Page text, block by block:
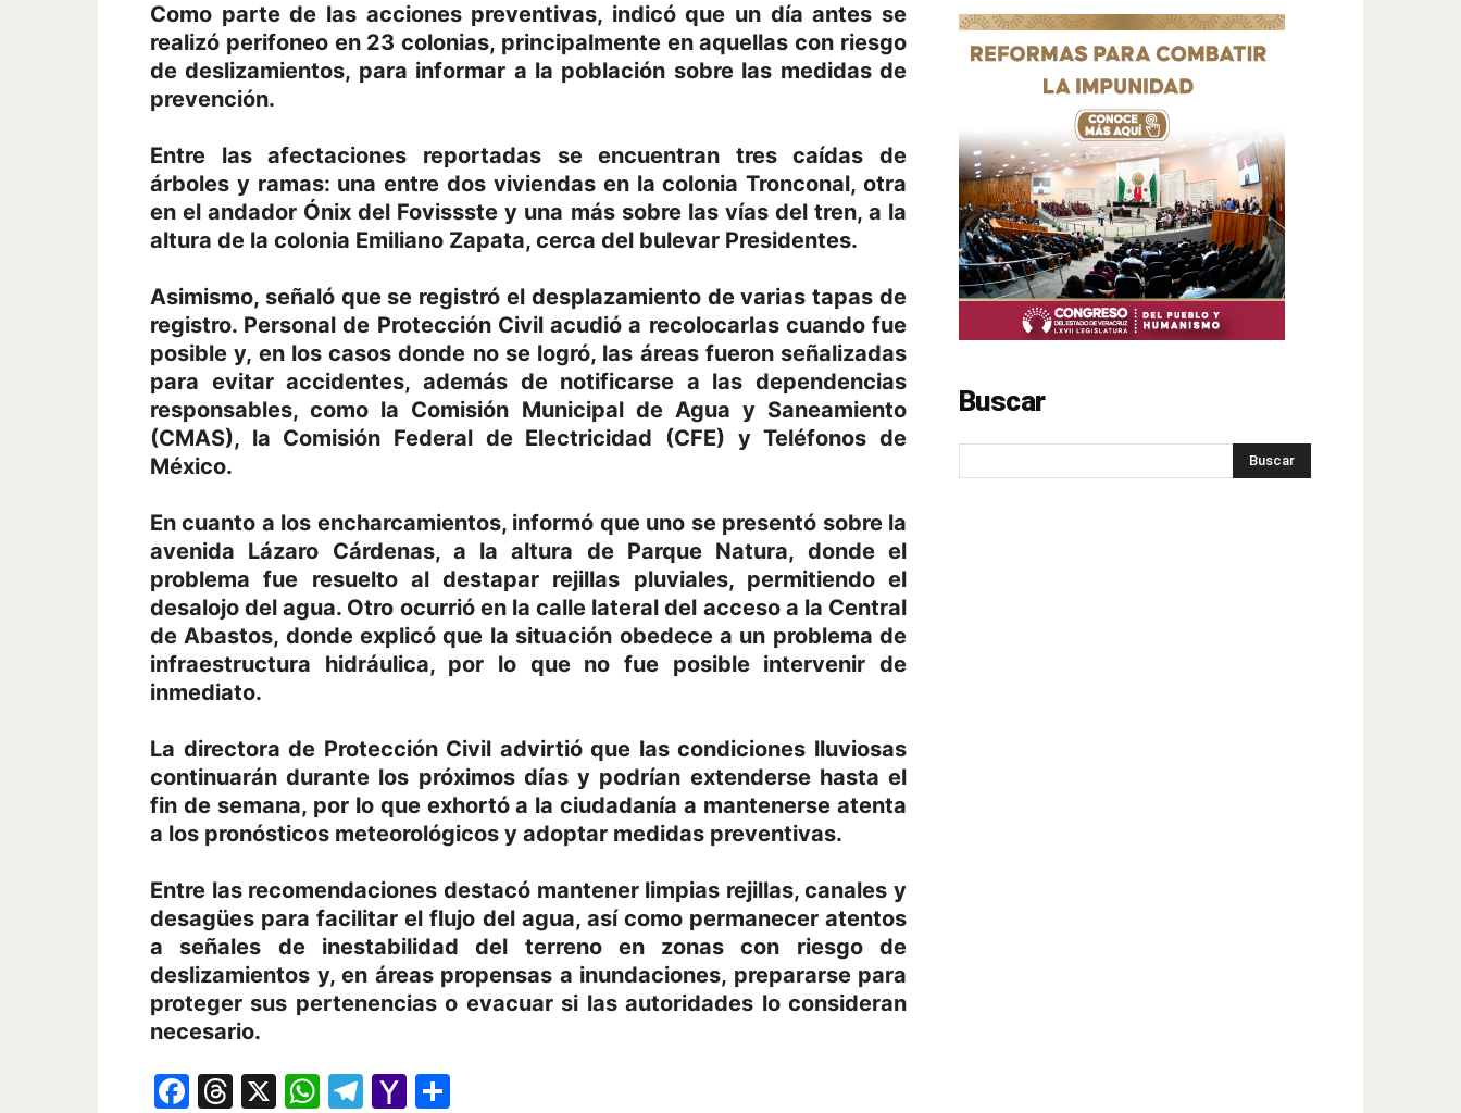
Como parte de las acciones preventivas, indicó que un día antes se
realizó perifoneo en 23 colonias, principalmente en aquellas con riesgo
de deslizamientos, para informar a la población sobre las medidas de
prevención.
Entre las afectaciones reportadas se encuentran tres caídas de
árboles y ramas: una entre dos viviendas en la colonia Tronconal, otra
en el andador Ónix del Fovissste y una más sobre las vías del tren, a la
altura de la colonia Emiliano Zapata, cerca del bulevar Presidentes.
Asimismo, señaló que se registró el desplazamiento de varias tapas de
registro. Personal de Protección Civil acudió a recolocarlas cuando fue
posible y, en los casos donde no se logró, las áreas fueron señalizadas
para evitar accidentes, además de notificarse a las dependencias
responsables, como la Comisión Municipal de Agua y Saneamiento
(CMAS), la Comisión Federal de Electricidad (CFE) y Teléfonos de
México.
En cuanto a los encharcamientos, informó que uno se presentó sobre la
avenida Lázaro Cárdenas, a la altura de Parque Natura, donde el
problema fue resuelto al destapar rejillas pluviales, permitiendo el
desalojo del agua. Otro ocurrió en la calle lateral del acceso a la Central
de Abastos, donde explicó que la situación obedece a un problema de
infraestructura hidráulica, por lo que no fue posible intervenir de
inmediato.
La directora de Protección Civil advirtió que las condiciones lluviosas
continuarán durante los próximos días y podrían extenderse hasta el
fin de semana, por lo que exhortó a la ciudadanía a mantenerse atenta
a los pronósticos meteorológicos y adoptar medidas preventivas.
Entre las recomendaciones destacó mantener limpias rejillas, canales y
desagües para facilitar el flujo del agua, así como permanecer atentos
a señales de inestabilidad del terreno en zonas con riesgo de
deslizamientos y, en áreas propensas a inundaciones, prepararse para
proteger sus pertenencias o evacuar si las autoridades lo consideran
necesario.
Facebook
Threads
X WhatsApp
Telegram
Yahoo
Buscar